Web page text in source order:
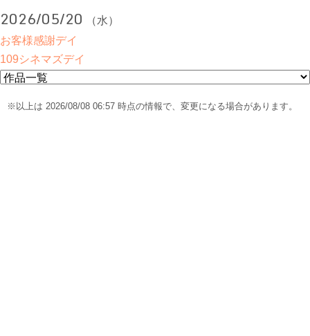
2026/05/20
（水）
お客様感謝デイ
109シネマズデイ
※以上は 2026/08/08 06:57 時点の情報で、変更になる場合があります。